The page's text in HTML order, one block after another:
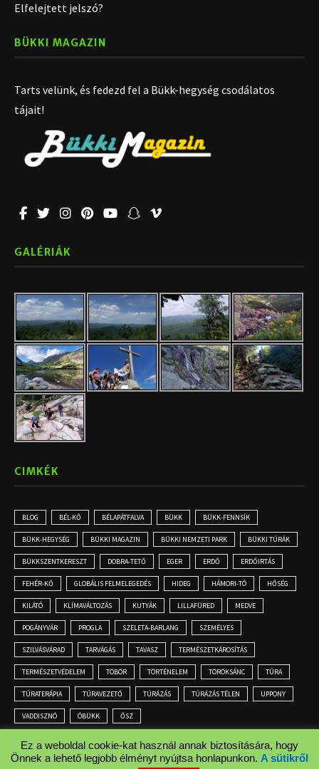
Elfelejtett jelszó?
BÜKKI MAGAZIN
Tarts velünk, és fedezd fel a Bükk-hegység csodálatos
tájait!
GALÉRIÁK
CIMKÉK
BLOG BÉL-KŐ BÉLAPÁTFALVA BÜKK BÜKK-FENNSÍK
BÜKK-HEGYSÉG BÜKKI MAGAZIN BÜKKI NEMZETI PARK BÜKKI TÚRÁK
BÜKKSZENTKERESZT DOBRA-TETŐ EGER ERDŐ ERDŐIRTÁS
FEHÉR-KŐ GLOBÁLIS FELMELEGEDÉS HIDEG HÁMORI-TÓ HŐSÉG
KILÁTÓ KLÍMAVÁLTOZÁS KUTYÁK LILLAFÜRED MEDVE
POGÁNYVÁR PROGLA SZELETA-BARLANG SZEMÉLYES
SZILVÁSVÁRAD TARVÁGÁS TAVASZ TERMÉSZETKÁROSÍTÁS
TERMÉSZETVÉDELEM TÖBÖR TÖRTÉNELEM TÖRÖKSÁNC TÚRA
TÚRATERÁPIA TÚRAVEZETŐ TÚRÁZÁS TÚRÁZÁS TÉLEN UPPONY
VADDISZNÓ ÓBÜKK ŐSZ
Ez a weboldal cookie-kat használ annak biztosítására, hogy
Önnek a lehető legjobb élményt nyújtsa honlapunkon. A sütikről